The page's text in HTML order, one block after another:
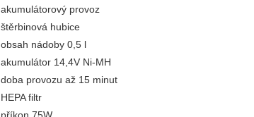
akumulátorový provoz
štěrbinová hubice
obsah nádoby 0,5 l
akumulátor 14,4V Ni-MH
doba provozu až 15 minut
HEPA filtr